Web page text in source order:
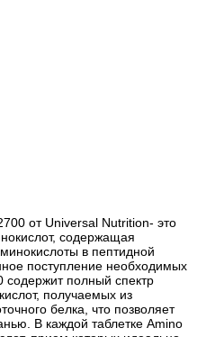
от Universal Nutrition- это
содержащая
в пептидной
поступление необходимых
полный спектр
получаемых из
белка, что позволяет
В каждой таблетке Amino